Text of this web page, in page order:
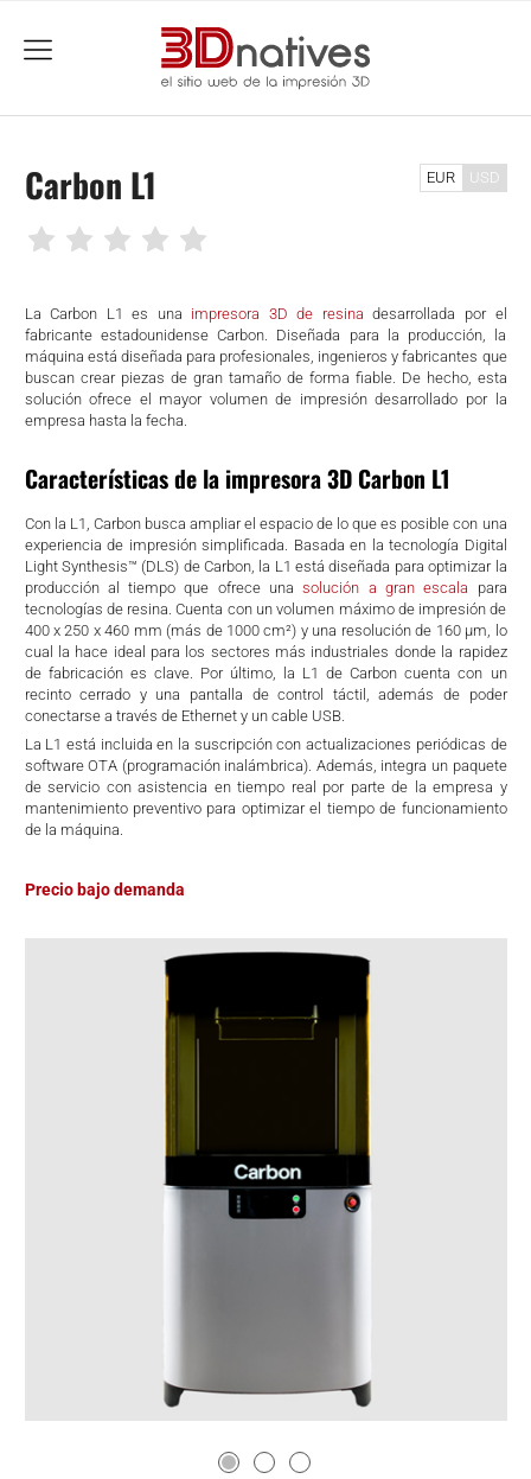
menu
Carbon L1
La Carbon L1 es una impresora 3D de resina desarrollada por el
fabricante estadounidense Carbon. Diseñada para la producción, la
máquina está diseñada para profesionales, ingenieros y fabricantes que
buscan crear piezas de gran tamaño de forma fiable. De hecho, esta
solución ofrece el mayor volumen de impresión desarrollado por la
empresa hasta la fecha.
Características de la impresora 3D Carbon L1
Con la L1, Carbon busca ampliar el espacio de lo que es posible con una
experiencia de impresión simplificada. Basada en la tecnología Digital
Light Synthesis™ (DLS) de Carbon, la L1 está diseñada para optimizar la
producción al tiempo que ofrece unasolución a gran escala para
tecnologías de resina. Cuenta con un volumen máximo de impresión de
400 x 250 x 460 mm (más de 1000 cm²) y una resolución de 160 µm, lo
cual la hace ideal para los sectores más industriales donde la rapidez
de fabricación es clave. Por último, la L1 de Carbon cuenta con un
recinto cerrado y una pantalla de control táctil, además de poder
conectarse a través de Ethernet y un cable USB.
La L1 está incluida en la suscripción con actualizaciones periódicas de
software OTA (programación inalámbrica). Además, integra un paquete
de servicio con asistencia en tiempo real por parte de la empresa y
mantenimiento preventivo para optimizar el tiempo de funcionamiento
de la máquina.
EUR USD
Precio bajo demanda